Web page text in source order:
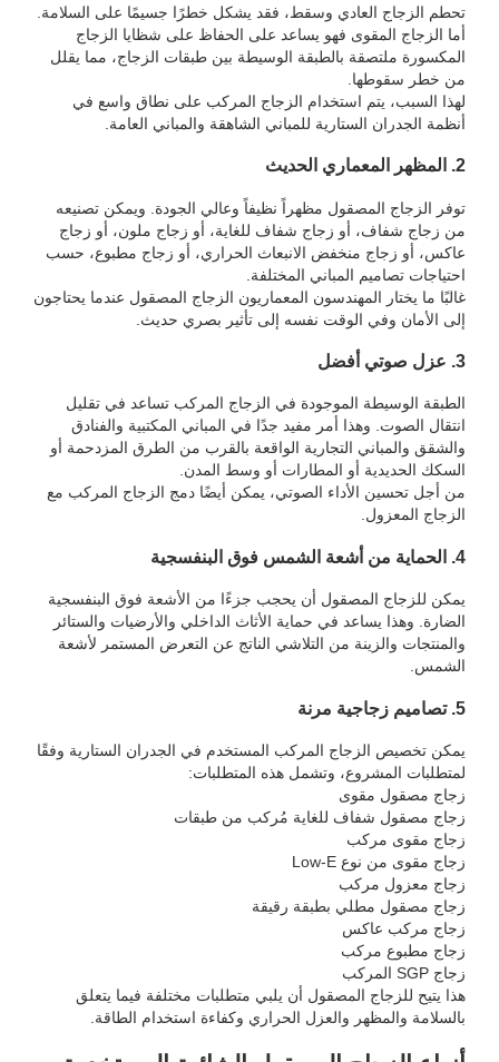
تحطم الزجاج العادي وسقط، فقد يشكل خطرًا جسيمًا على السلامة.
أما الزجاج المقوى فهو يساعد على الحفاظ على شظايا الزجاج
المكسورة ملتصقة بالطبقة الوسيطة بين طبقات الزجاج، مما يقلل
من خطر سقوطها.
لهذا السبب، يتم استخدام الزجاج المركب على نطاق واسع في
أنظمة الجدران الستارية للمباني الشاهقة والمباني العامة.
2. المظهر المعماري الحديث
توفر الزجاج المصقول مظهراً نظيفاً وعالي الجودة. ويمكن تصنيعه
من زجاج شفاف، أو زجاج شفاف للغاية، أو زجاج ملون، أو زجاج
عاكس، أو زجاج منخفض الانبعاث الحراري، أو زجاج مطبوع، حسب
احتياجات تصاميم المباني المختلفة.
غالبًا ما يختار المهندسون المعماريون الزجاج المصقول عندما يحتاجون
إلى الأمان وفي الوقت نفسه إلى تأثير بصري حديث.
3. عزل صوتي أفضل
الطبقة الوسيطة الموجودة في الزجاج المركب تساعد في تقليل
انتقال الصوت. وهذا أمر مفيد جدًا في المباني المكتبية والفنادق
والشقق والمباني التجارية الواقعة بالقرب من الطرق المزدحمة أو
السكك الحديدية أو المطارات أو وسط المدن.
من أجل تحسين الأداء الصوتي، يمكن أيضًا دمج الزجاج المركب مع
الزجاج المعزول.
4. الحماية من أشعة الشمس فوق البنفسجية
يمكن للزجاج المصقول أن يحجب جزءًا من الأشعة فوق البنفسجية
الضارة. وهذا يساعد في حماية الأثاث الداخلي والأرضيات والستائر
والمنتجات والزينة من التلاشي الناتج عن التعرض المستمر لأشعة
الشمس.
5. تصاميم زجاجية مرنة
يمكن تخصيص الزجاج المركب المستخدم في الجدران الستارية وفقًا
لمتطلبات المشروع، وتشمل هذه المتطلبات:
زجاج مصقول مقوى
زجاج مصقول شفاف للغاية مُركب من طبقات
زجاج مقوى مركب
زجاج مقوى من نوع Low-E
زجاج معزول مركب
زجاج مصقول مطلي بطبقة رقيقة
زجاج مركب عاكس
زجاج مطبوع مركب
زجاج SGP المركب
هذا يتيح للزجاج المصقول أن يلبي متطلبات مختلفة فيما يتعلق
بالسلامة والمظهر والعزل الحراري وكفاءة استخدام الطاقة.